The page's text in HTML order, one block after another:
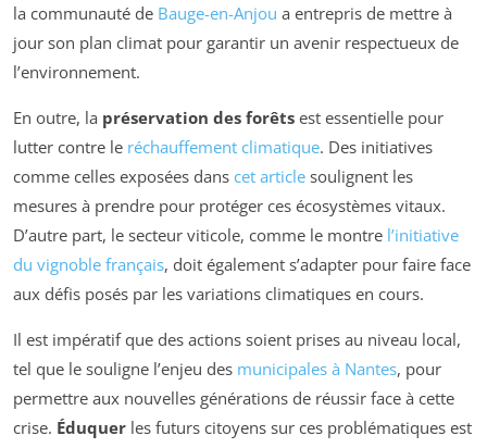
la communauté de Bauge-en-Anjou a entrepris de mettre à
jour son plan climat pour garantir un avenir respectueux de
l’environnement.
En outre, la préservation des forêts est essentielle pour
lutter contre le réchauffement climatique. Des initiatives
comme celles exposées dans cet article soulignent les
mesures à prendre pour protéger ces écosystèmes vitaux.
D’autre part, le secteur viticole, comme le montre l’initiative
du vignoble français, doit également s’adapter pour faire face
aux défis posés par les variations climatiques en cours.
Il est impératif que des actions soient prises au niveau local,
tel que le souligne l’enjeu des municipales à Nantes, pour
permettre aux nouvelles générations de réussir face à cette
crise. Éduquer les futurs citoyens sur ces problématiques est